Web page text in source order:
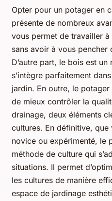
Opter pour un potager en
présente de nombreux
vous permet de travailler
sans avoir à vous pencher
D’autre part, le bois est un
s’intègre parfaitement
jardin. En outre, le
de mieux contrôler la
drainage, deux éléments
cultures. En définitive,
novice ou expérimenté, le
méthode de culture qui
situations. Il permet
les cultures de manière
espace de jardinage